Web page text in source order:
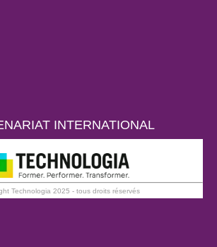
INTERNATIONAL
Technologia 2025 - tous droits réservés